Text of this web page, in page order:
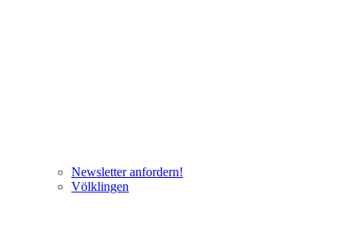
Newsletter anfordern!
Völklingen